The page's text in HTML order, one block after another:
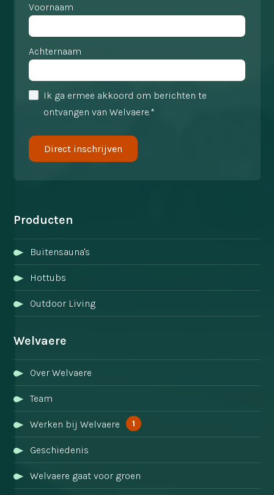
Voornaam
Achternaam
Ik ga ermee akkoord om berichten te
ontvangen van Welvaere.*
Producten
Buitensauna's
Hottubs
Outdoor Living
Welvaere
Over Welvaere
Team
Werken bij Welvaere 1
Geschiedenis
Welvaere gaat voor groen